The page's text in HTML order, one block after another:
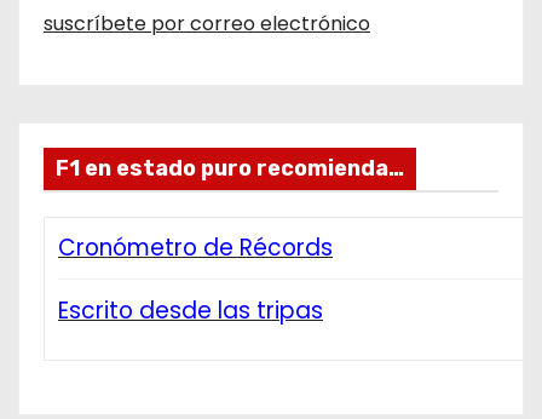
suscríbete por correo electrónico
F1 en estado puro recomienda…
Cronómetro de Récords
Escrito desde las tripas